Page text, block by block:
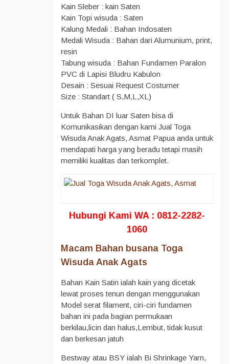
Kain Sleber : kain Saten
Kain Topi wisuda : Saten
Kalung Medali : Bahan Indosaten
Medali Wisuda : Bahan dari Alumunium, print,
resin
Tabung wisuda : Bahan Fundamen Paralon
PVC di Lapisi Bludru Kabulon
Desain : Sesuai Request Costumer
Size : Standart ( S,M,L,XL)
Untuk Bahan DI luar Saten bisa di
Komunikasikan dengan kami Jual Toga
Wisuda Anak Agats, Asmat Papua anda untuk
mendapati harga yang beradu tetapi masih
memiliki kualitas dan terkomplet.
Hubungi Kami WA : 0812-2282-
1060
Macam Bahan busana Toga
Wisuda Anak Agats
Bahan Kain Satin ialah kain yang dicetak
lewat proses tenun dengan menggunakan
Model serat filament, ciri-ciri fundamen
bahan ini pada bagian permukaan
berkilau,licin dan halus,Lembut, tidak kusut
dan berkesan jatuh
Bestway atau BSY ialah Bi Shrinkage Yarn,